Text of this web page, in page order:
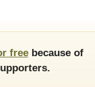
freebecause of